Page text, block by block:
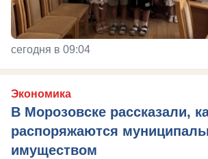
сегодня в 09:04
Экономика
В Морозовске рассказали,
распоряжаются
имуществом